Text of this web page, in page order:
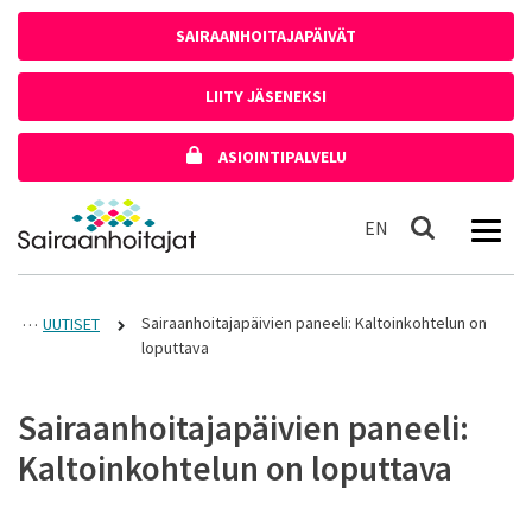
SAIRAANHOITAJAPÄIVÄT
LIITY JÄSENEKSI
ASIOINTIPALVELU
Etusivulle
EN In English
Haku
UUTISET
Sairaanhoitajapäivien paneeli: Kaltoinkohtelun on
loputtava
Sairaanhoitajapäivien paneeli:
Kaltoinkohtelun on loputtava